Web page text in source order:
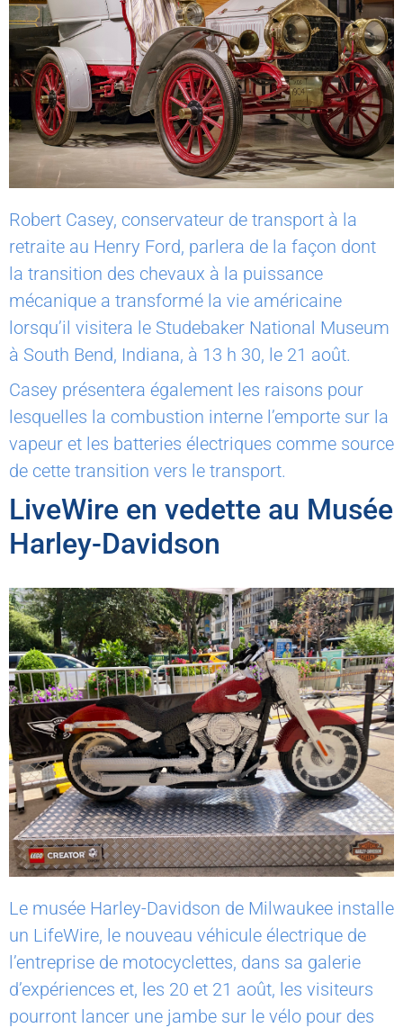
Robert Casey, conservateur de transport à la
retraite au Henry Ford, parlera de la façon dont
la transition des chevaux à la puissance
mécanique a transformé la vie américaine
lorsqu’il visitera le Studebaker National Museum
à South Bend, Indiana, à 13 h 30, le 21 août.
Casey présentera également les raisons pour
lesquelles la combustion interne l’emporte sur la
vapeur et les batteries électriques comme source
de cette transition vers le transport.
LiveWire en vedette au Musée
Harley-Davidson
Le musée Harley-Davidson de Milwaukee installe
un LifeWire, le nouveau véhicule électrique de
l’entreprise de motocyclettes, dans sa galerie
d’expériences et, les 20 et 21 août, les visiteurs
pourront lancer une jambe sur le vélo pour des